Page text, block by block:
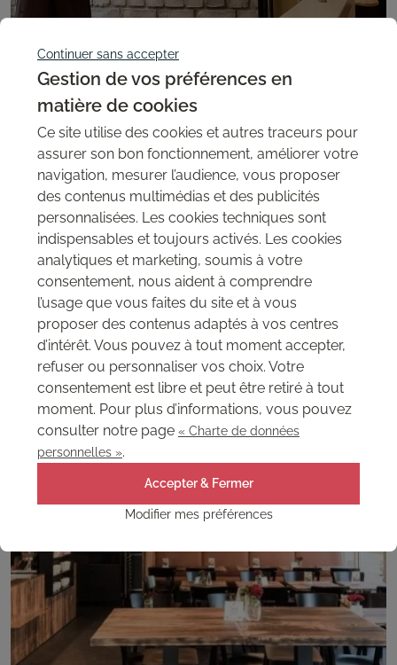
Pour une reproduction fidèle de votre imagination
D’autres réalisations utilisant les
mêmes produits
Toutes nos réalisations
Brique rouge pour habiller les murs d'un
restaurant
Ce restaurant-café en Allemagne proposant une cuisine saine a
opté pour un habillage de ses murs en panneaux Brique Macizo
Hôtels / Restaurants
Continuer sans accepter
Gestion de vos préférences en
matière de cookies
Ce site utilise des cookies et autres traceurs pour
assurer son bon fonctionnement, améliorer votre
navigation, mesurer l’audience, vous proposer
des contenus multimédias et des publicités
personnalisées. Les cookies techniques sont
indispensables et toujours activés. Les cookies
analytiques et marketing, soumis à votre
consentement, nous aident à comprendre
l’usage que vous faites du site et à vous
proposer des contenus adaptés à vos centres
d’intérêt. Vous pouvez à tout moment accepter,
refuser ou personnaliser vos choix. Votre
consentement est libre et peut être retiré à tout
moment. Pour plus d’informations, vous pouvez
consulter notre page « Charte de données
personnelles ».
Accepter & Fermer
Modifier mes préférences